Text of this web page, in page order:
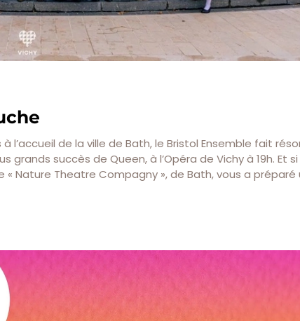
l’accueil de la ville de Bath, le Bristol Ensemble fait
succès de Queen, à l’Opéra de Vichy à 19h. Et
Nature Theatre Compagny », de Bath, vous a préparé